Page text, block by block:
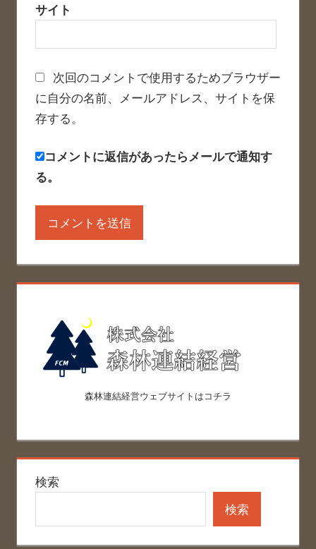
サイト
次回のコメントで使用するためブラウザー
に自分の名前、メールアドレス、サイトを保
存する。
コメントに返信があったらメールで通知す
る。
森林連結経営ウェブサイトはコチラ
検索
検索